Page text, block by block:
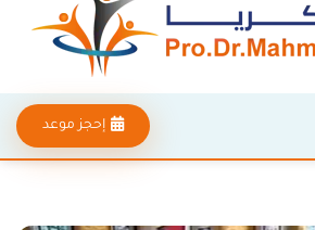
إحجز موعد